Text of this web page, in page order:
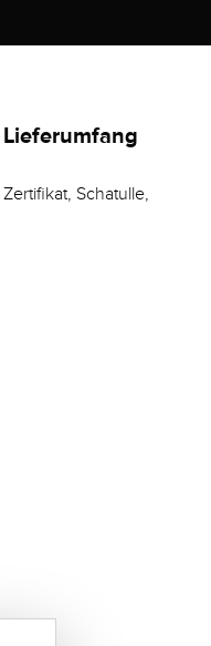
Lieferumfang
Zertifikat, Schatulle,